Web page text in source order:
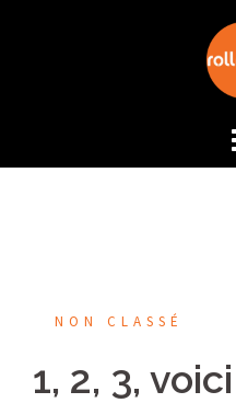
NON CLASSÉ
1, 2, 3,